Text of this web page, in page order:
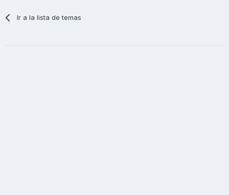
Ir a la lista de temas